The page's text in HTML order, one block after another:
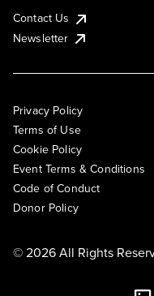
Contact Us
Newsletter
Privacy Policy
Terms of Use
Cookie Policy
Event Terms & Conditions
Code of Conduct
Donor Policy
© 2026 All Rights